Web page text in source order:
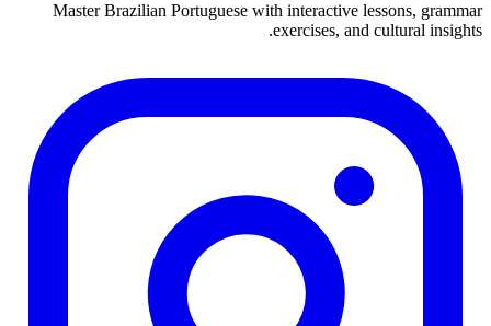
Master Brazilian Portuguese with interactive lessons, grammar
exercises, and cultural insights.